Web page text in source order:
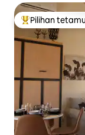
Pilihan utama
Pilihan tetamu